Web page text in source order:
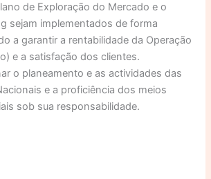
de Exploração do Mercado e o
sejam implementados de forma
a garantir a rentabilidade da Operação
e a satisfação dos clientes.
o planeamento e as actividades das
e a proficiência dos meios
sob sua responsabilidade.